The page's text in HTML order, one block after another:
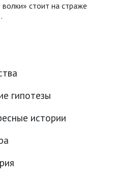
волки» стоит на страже
гипотезы
истории